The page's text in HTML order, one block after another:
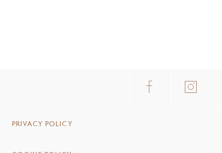
PRIVACY POLICY